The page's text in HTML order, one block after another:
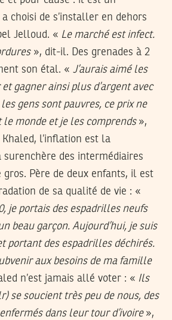
choisi de s’installer en dehors
Jelloud. « Le marché est infect.
», dit-il. Des grenades à 2
son étal. « J’aurais aimé les
gagner ainsi plus d’argent avec
gens sont pauvres, ce prix ne
le monde et je les comprends »,
l’inflation est la
surenchère des intermédiaires
gros. Père de deux enfants, il est
de sa qualité de vie : «
je portais des espadrilles neufs
beau garçon. Aujourd’hui, je suis
portant des espadrilles déchirés.
aux besoins de ma famille
n’est jamais allé voter : « Ils
se soucient très peu de nous, des
dans leur tour d’ivoire »,